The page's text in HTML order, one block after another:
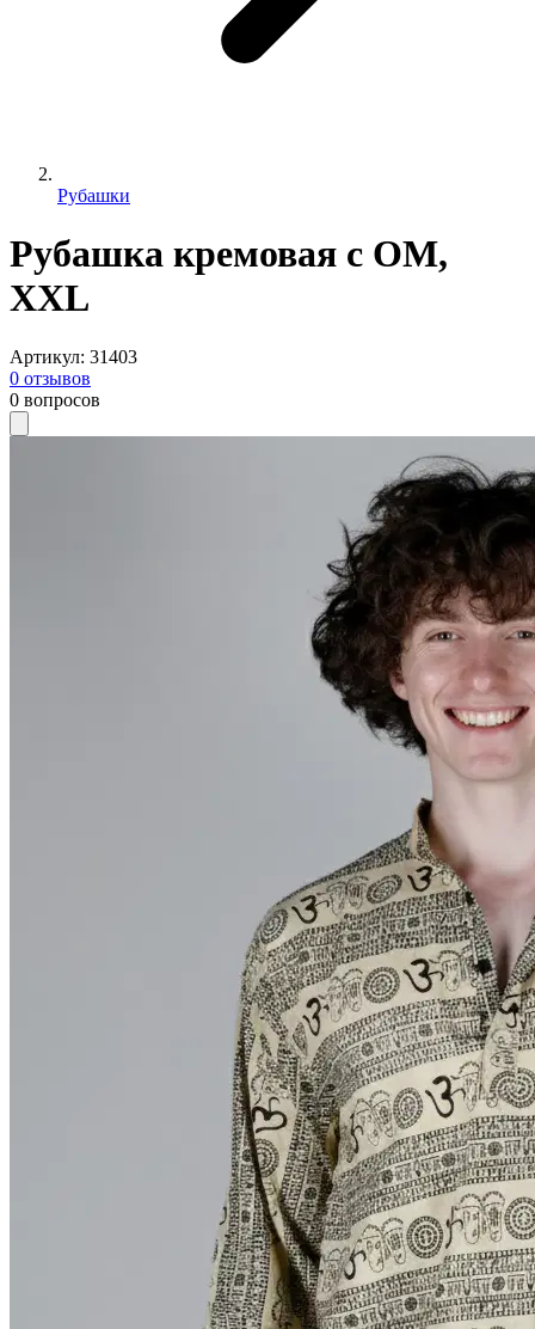
Рубашки
Рубашка кремовая с ОМ,
XXL
Артикул: 31403
0 отзывов
0 вопросов